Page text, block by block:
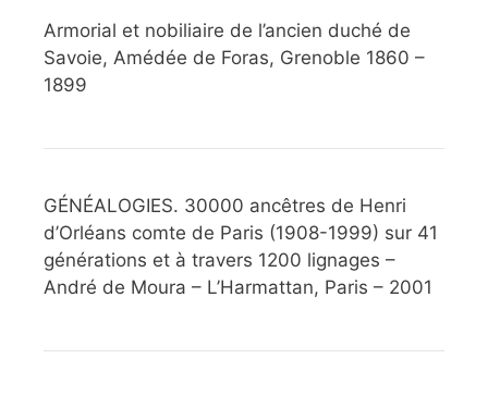
Armorial et nobiliaire de l’ancien duché de
Savoie, Amédée de Foras, Grenoble 1860 –
1899
GÉNÉALOGIES. 30000 ancêtres de Henri
d’Orléans comte de Paris (1908-1999) sur 41
générations et à travers 1200 lignages –
André de Moura – L’Harmattan, Paris – 2001